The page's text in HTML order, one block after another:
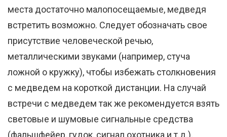
места достаточно малопосещаемые, медведя
встретить возможно. Следует обозначать свое
присутствие человеческой речью,
металлическими звуками (например, стуча
ложной о кружку), чтобы избежать столкновения
с медведем на короткой дистанции. На случай
встречи с медведем так же рекомендуется взять
световые и шумовые сигнальные средства